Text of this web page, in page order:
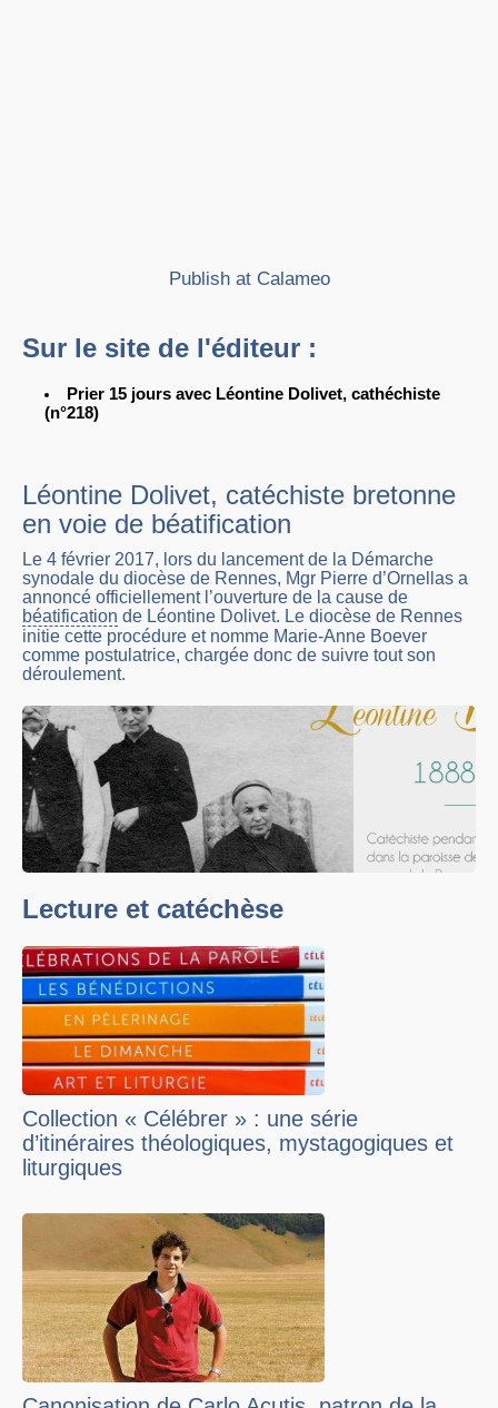
Publish at Calameo
Sur le site de l'éditeur :
Prier 15 jours avec Léontine Dolivet, cathéchiste
(n°218)
Léontine Dolivet, catéchiste bretonne
en voie de béatification
Le 4 février 2017, lors du lancement de la Démarche
synodale du diocèse de Rennes, Mgr Pierre d’Ornellas a
annoncé officiellement l’ouverture de la cause de
béatification de Léontine Dolivet. Le diocèse de Rennes
initie cette procédure et nomme Marie-Anne Boever
comme postulatrice, chargée donc de suivre tout son
déroulement.
Lecture et catéchèse
Collection « Célébrer » : une série
d’itinéraires théologiques, mystagogiques et
liturgiques